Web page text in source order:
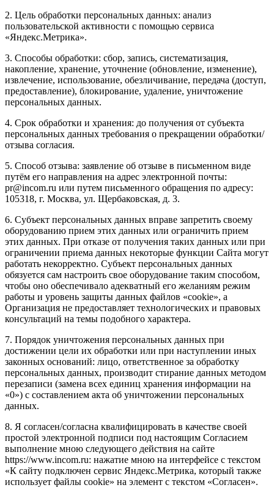
2. Цель обработки персональных данных: анализ
пользовательской активности с помощью сервиса
«Яндекс.Метрика».
3. Способы обработки: сбор, запись, систематизация,
накопление, хранение, уточнение (обновление, изменение),
извлечение, использование, обезличивание, передача (доступ,
предоставление), блокирование, удаление, уничтожение
персональных данных.
4. Срок обработки и хранения: до получения от субъекта
персональных данных требования о прекращении обработки/
отзыва согласия.
5. Способ отзыва: заявление об отзыве в письменном виде
путём его направления на адрес электронной почты:
pr@incom.ru или путем письменного обращения по адресу:
105318, г. Москва, ул. Щербаковская, д. 3.
6. Субъект персональных данных вправе запретить своему
оборудованию прием этих данных или ограничить прием
этих данных. При отказе от получения таких данных или при
ограничении приема данных некоторые функции Сайта могут
работать некорректно. Субъект персональных данных
обязуется сам настроить свое оборудование таким способом,
чтобы оно обеспечивало адекватный его желаниям режим
работы и уровень защиты данных файлов «cookie», а
Организация не предоставляет технологических и правовых
консультаций на темы подобного характера.
7. Порядок уничтожения персональных данных при
достижении цели их обработки или при наступлении иных
законных оснований: лицо, ответственное за обработку
персональных данных, производит стирание данных методом
перезаписи (замена всех единиц хранения информации на
«0») с составлением акта об уничтожении персональных
данных.
8. Я согласен/согласна квалифицировать в качестве своей
простой электронной подписи под настоящим Согласием
выполнение мною следующего действия на сайте
https://www.incom.ru: нажатие мною на интерфейсе с текстом
«К сайту подключен сервис Яндекс.Метрика, который также
использует файлы cookie» на элемент с текстом «Согласен».